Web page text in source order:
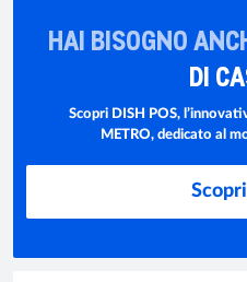
HAI BISOGNO
DI
Scopri DISH POS,
METRO, dedicato al